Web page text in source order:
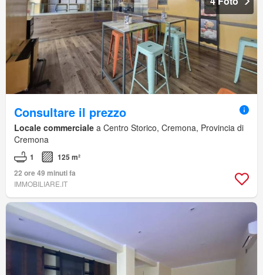
Consultare il prezzo
Locale commerciale a Centro Storico, Cremona, Provincia di
Cremona
1
125 m²
22 ore 49 minuti fa
IMMOBILIARE.IT